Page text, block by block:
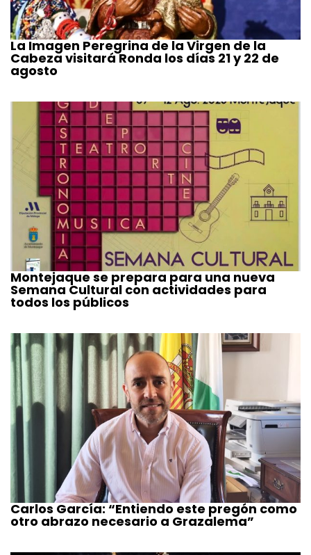
La Imagen Peregrina de la Virgen de la
Cabeza visitará Ronda los días 21 y 22 de
agosto
Montejaque se prepara para una nueva
Semana Cultural con actividades para
todos los públicos
Carlos García: “Entiendo este pregón como
otro abrazo necesario a Grazalema”